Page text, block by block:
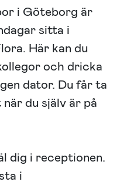
i Göteborg är
sitta i
Här kan du
och dricka
dator. Du får ta
du själv är på
dig i receptionen.
i